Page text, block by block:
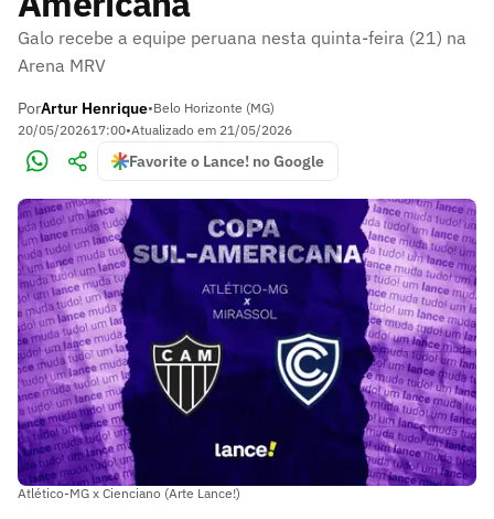
Galo recebe a equipe peruana nesta quinta-feira (21) na
Arena MRV
PorArtur Henrique•Belo Horizonte (MG)
20/05/202617:00•Atualizado em 21/05/2026
Favorite o Lance! no Google
Atlético-MG x Cienciano (Arte Lance!)